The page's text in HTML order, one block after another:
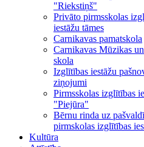
"Riekstiņš"
Privāto pirmsskolas
iestāžu tāmes
Carnikavas pamatskola
Carnikavas Mūzikas
skola
Izglītības iestāžu
ziņojumi
Pirmsskolas izglītības
"Piejūra"
Bērnu rinda uz
pirmskolas izglītības
Kultūra